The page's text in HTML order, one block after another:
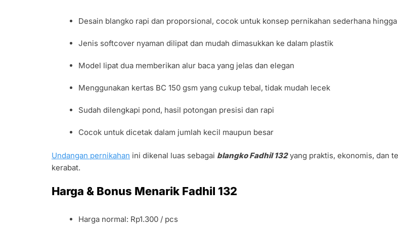
Desain blangko rapi dan proporsional, cocok untuk konsep pernikahan sederhana
Jenis softcover nyaman dilipat dan mudah dimasukkan ke dalam plastik
Model lipat dua memberikan alur baca yang jelas dan elegan
Menggunakan kertas BC 150 gsm yang cukup tebal, tidak mudah lecek
Sudah dilengkapi pond, hasil potongan presisi dan rapi
Cocok untuk dicetak dalam jumlah kecil maupun besar
Undangan pernikahan ini dikenal luas sebagai blangko Fadhil 132yang praktis, ekonomis, dan
kerabat.
Harga & Bonus Menarik Fadhil 132
Harga normal: Rp1.300 / pcs